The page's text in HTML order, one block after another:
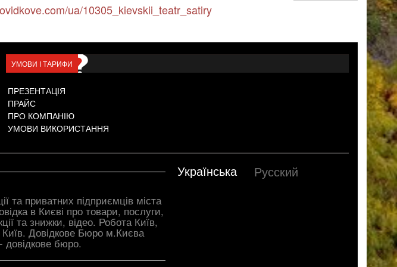
ua/10305_kievskii_teatr_satiry
УМОВИ І ТАРИФИ
ПРЕЗЕНТАЦІЯ
ПРАЙС
ПРО КОМПАНІЮ
УМОВИ ВИКОРИСТАННЯ
та приватних підприємців міста
в Києві про товари, послуги,
та знижки, відео. Робота Київ,
Київ. Довiдкове Бюро м.Києва
довідкове бюро.
Українська Русский